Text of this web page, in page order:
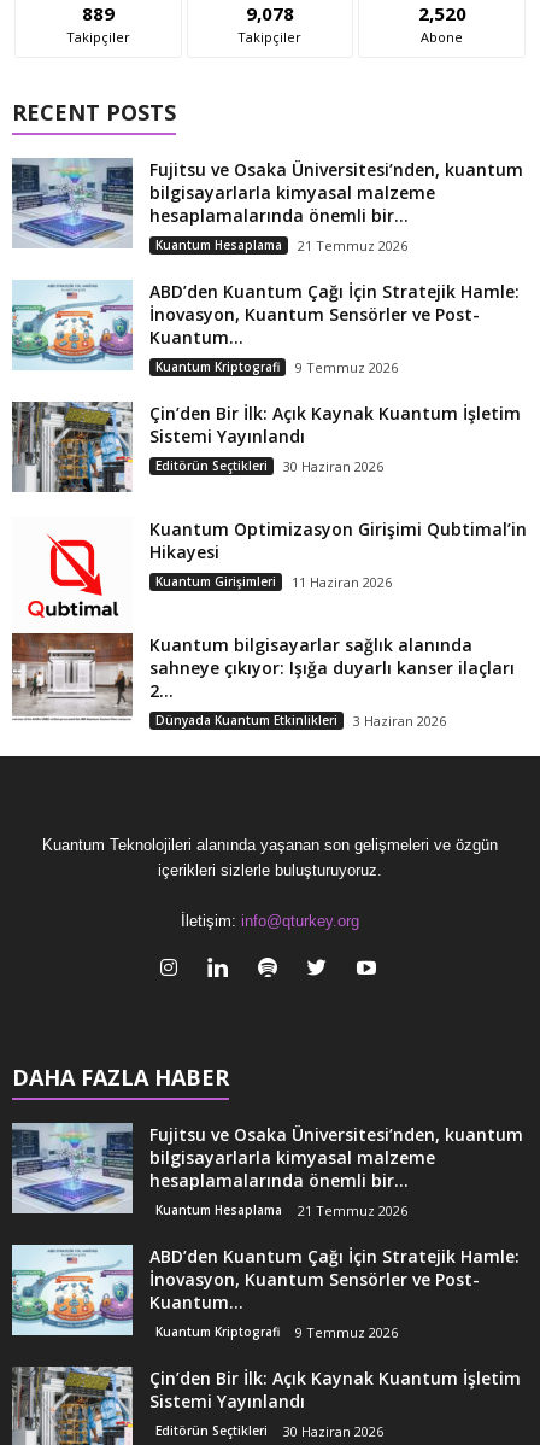
889
Takipçiler
9,078
Takipçiler
2,520
Abone
RECENT POSTS
Fujitsu ve Osaka Üniversitesi’nden, kuantum
bilgisayarlarla kimyasal malzeme
hesaplamalarında önemli bir...
Kuantum Hesaplama 21 Temmuz 2026
ABD’den Kuantum Çağı İçin Stratejik Hamle:
İnovasyon, Kuantum Sensörler ve Post-
Kuantum...
Kuantum Kriptografi 9 Temmuz 2026
Çin’den Bir İlk: Açık Kaynak Kuantum İşletim
Sistemi Yayınlandı
Editörün Seçtikleri 30 Haziran 2026
Kuantum Optimizasyon Girişimi Qubtimal’in
Hikayesi
Kuantum Girişimleri 11 Haziran 2026
Kuantum bilgisayarlar sağlık alanında
sahneye çıkıyor: Işığa duyarlı kanser ilaçları
2...
Dünyada Kuantum Etkinlikleri 3 Haziran 2026
Kuantum Teknolojileri alanında yaşanan son gelişmeleri ve özgün
içerikleri sizlerle buluşturuyoruz.
İletişim: info@qturkey.org
DAHA FAZLA HABER
Fujitsu ve Osaka Üniversitesi’nden, kuantum
bilgisayarlarla kimyasal malzeme
hesaplamalarında önemli bir...
Kuantum Hesaplama 21 Temmuz 2026
ABD’den Kuantum Çağı İçin Stratejik Hamle:
İnovasyon, Kuantum Sensörler ve Post-
Kuantum...
Kuantum Kriptografi 9 Temmuz 2026
Çin’den Bir İlk: Açık Kaynak Kuantum İşletim
Sistemi Yayınlandı
Editörün Seçtikleri 30 Haziran 2026